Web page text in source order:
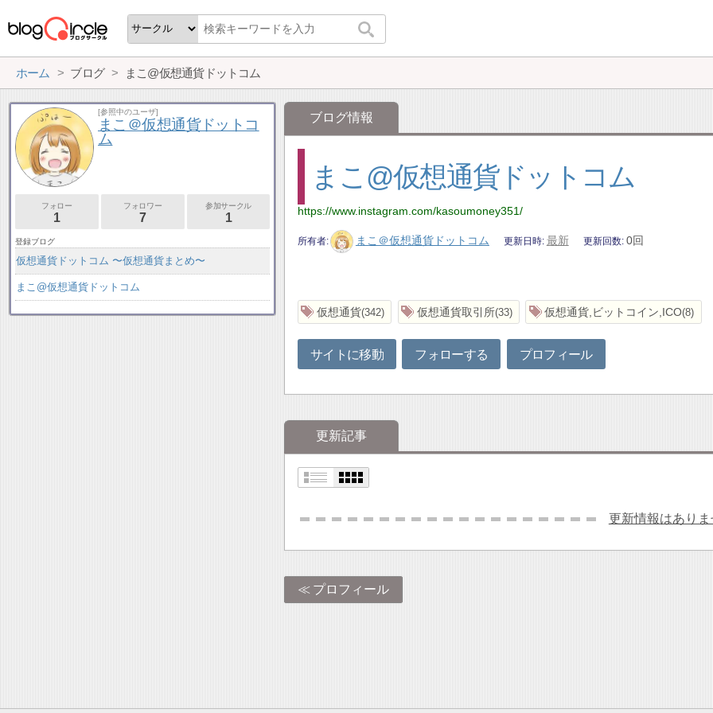
ホーム ブログ まこ@仮想通貨ドットコム
ブログ情報
まこ@仮想通貨ドットコム
https://www.instagram.com/kasoumoney351/
所有者 まこ＠仮想通貨ドットコム 更新日時 最新 更新回数 0回
仮想通貨 342 仮想通貨取引所 33 仮想通貨,ビットコイン,ICO 8
サイトに移動 フォローする プロフィール
更新記事
更新情報はあり
プロフィール
[参照中のユーザ]
まこ＠仮想通貨ドットコ
ム
フォロー
1
フォロワー
7
参加サークル
1
登録ブログ
仮想通貨ドットコム 〜仮想通貨まとめ〜
まこ@仮想通貨ドットコム